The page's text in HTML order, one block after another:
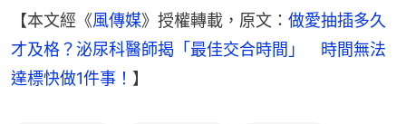
【本文經《風傳媒》授權轉載，原文： 做愛抽插多久
才及格？泌尿科醫師揭「最佳交合時間」　時間無法
達標快做1件事！ 】